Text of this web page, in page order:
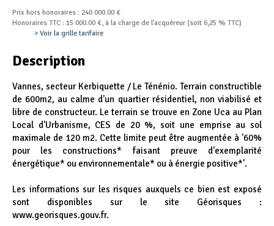
Prix hors honoraires : 240 000.00 €
Honoraires TTC : 15 000.00 €, à la charge de l'acquéreur (soit 6,25 % TTC)
> Voir la grille tarifaire
Description
Vannes, secteur Kerbiquette / Le Ténénio. Terrain constructible
de 600m2, au calme d'un quartier résidentiel, non viabilisé et
libre de constructeur. Le terrain se trouve en Zone Uca au Plan
Local d'Urbanisme, CES de 20 %, soit une emprise au sol
maximale de 120 m2. Cette limite peut être augmentée à '60%
pour les constructions* faisant preuve d'exemplarité
énergétique* ou environnementale* ou à énergie positive*'.
Les informations sur les risques auxquels ce bien est exposé
sont disponibles sur le site Géorisques :
www.georisques.gouv.fr.